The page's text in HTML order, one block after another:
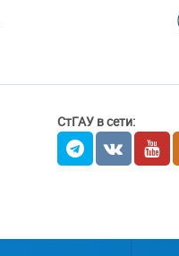
СтГАУ в сети: